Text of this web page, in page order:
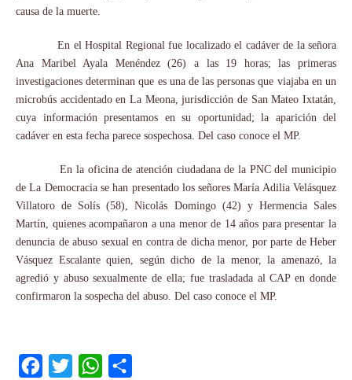
causa de la muerte.
En el Hospital Regional fue localizado el cadáver de la señora
Ana Maribel Ayala Menéndez (26) a las 19 horas; las primeras
investigaciones determinan que es una de las personas que viajaba en un
microbús accidentado en La Meona, jurisdicción de San Mateo Ixtatán,
cuya información presentamos en su oportunidad; la aparición del
cadáver en esta fecha parece sospechosa. Del caso conoce el MP.
En la oficina de atención ciudadana de la PNC del municipio
de La Democracia se han presentado los señores María Adilia Velásquez
Villatoro de Solís (58), Nicolás Domingo (42) y Hermencia Sales
Martín, quienes acompañaron a una menor de 14 años para presentar la
denuncia de abuso sexual en contra de dicha menor, por parte de Heber
Vásquez Escalante quien, según dicho de la menor, la amenazó, la
agredió y abuso sexualmente de ella; fue trasladada al CAP en donde
confirmaron la sospecha del abuso. Del caso conoce el MP.
W